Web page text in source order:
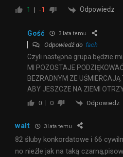
1 -1 Odpowiedz
Gość 3 lata temu
Odpowiedź do fach
Czyli następna grupa będzie
MI POZOSTAJE
BEZRADNYM ZE
ABY JESZCZE NA ZIEMI
0 0 Odpowiedz
walt 3 lata temu
82 śluby konkordatowe i 66
no nieźle jak na taką